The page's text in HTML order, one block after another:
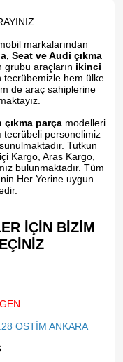
markalarından
Seat ve Audi çıkma
grubu araçların ikinci
tecrübemizle hem ülke
de araç sahiplerine
çıkma parçamodelleri
tecrübeli personelimiz
Tutkun
Kargo, Aras Kargo,
bulunmaktadır. Tüm
Her Yerine uygun
İÇİN BİZİM
OSTİM ANKARA